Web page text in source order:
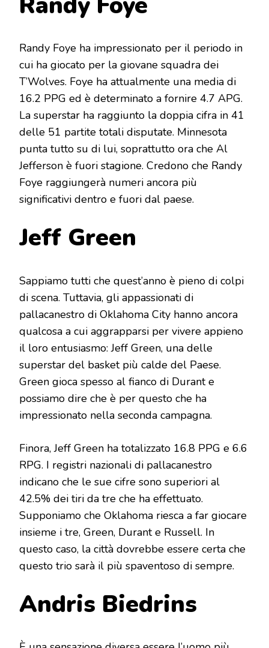
Randy Foye ha impressionato per il periodo in
cui ha giocato per la giovane squadra dei
T’Wolves. Foye ha attualmente una media di
16.2 PPG ed è determinato a fornire 4.7 APG.
La superstar ha raggiunto la doppia cifra in 41
delle 51 partite totali disputate. Minnesota
punta tutto su di lui, soprattutto ora che Al
Jefferson è fuori stagione. Credono che Randy
Foye raggiungerà numeri ancora più
significativi dentro e fuori dal paese.
Jeff Green
Sappiamo tutti che quest’anno è pieno di colpi
di scena. Tuttavia, gli appassionati di
pallacanestro di Oklahoma City hanno ancora
qualcosa a cui aggrapparsi per vivere appieno
il loro entusiasmo: Jeff Green, una delle
superstar del basket più calde del Paese.
Green gioca spesso al fianco di Durant e
possiamo dire che è per questo che ha
impressionato nella seconda campagna.
Finora, Jeff Green ha totalizzato 16.8 PPG e 6.6
RPG. I registri nazionali di pallacanestro
indicano che le sue cifre sono superiori al
42.5% dei tiri da tre che ha effettuato.
Supponiamo che Oklahoma riesca a far giocare
insieme i tre, Green, Durant e Russell. In
questo caso, la città dovrebbe essere certa che
questo trio sarà il più spaventoso di sempre.
Andris Biedrins